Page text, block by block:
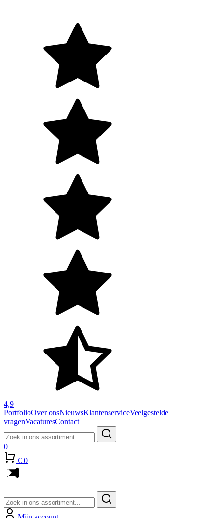
4,9
PortfolioOver onsNieuwsKlantenserviceVeelgestelde
vragenVacaturesContact
naar:
0
€ 0
naar: